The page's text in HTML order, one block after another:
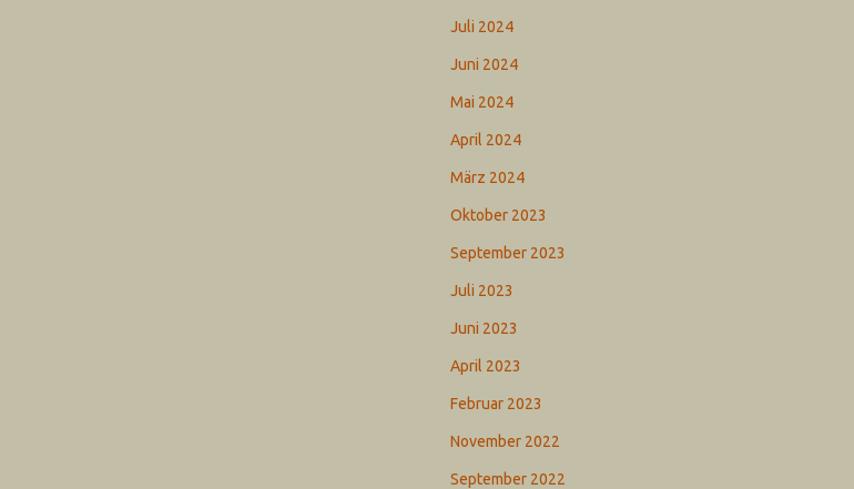
Juli 2024
Juni 2024
Mai 2024
April 2024
März 2024
Oktober 2023
September 2023
Juli 2023
Juni 2023
April 2023
Februar 2023
November 2022
September 2022